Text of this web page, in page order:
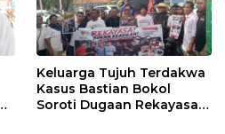
Keluarga Tujuh Terdakwa
Kasus Bastian Bokol
Soroti Dugaan Rekayasa